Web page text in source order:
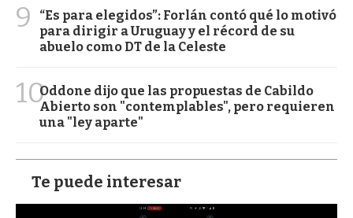
9
“Es para elegidos”: Forlán contó qué lo motivó
para dirigir a Uruguay y el récord de su
abuelo como DT de la Celeste
10Oddone dijo que las propuestas de Cabildo
Abierto son "contemplables", pero requieren
una "ley aparte"
Te puede interesar